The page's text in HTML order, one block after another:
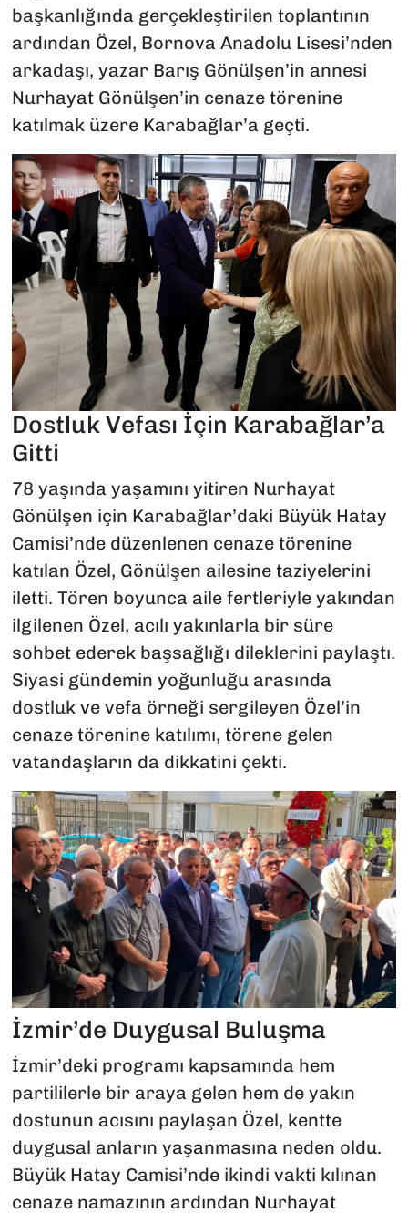
başkanlığında gerçekleştirilen toplantının
ardından Özel, Bornova Anadolu Lisesi’nden
arkadaşı, yazar Barış Gönülşen’in annesi
Nurhayat Gönülşen’in cenaze törenine
katılmak üzere Karabağlar’a geçti.
Dostluk Vefası İçin Karabağlar’a
Gitti
78 yaşında yaşamını yitiren Nurhayat
Gönülşen için Karabağlar’daki Büyük Hatay
Camisi’nde düzenlenen cenaze törenine
katılan Özel, Gönülşen ailesine taziyelerini
iletti. Tören boyunca aile fertleriyle yakından
ilgilenen Özel, acılı yakınlarla bir süre
sohbet ederek başsağlığı dileklerini paylaştı.
Siyasi gündemin yoğunluğu arasında
dostluk ve vefa örneği sergileyen Özel’in
cenaze törenine katılımı, törene gelen
vatandaşların da dikkatini çekti.
İzmir’de Duygusal Buluşma
İzmir’deki programı kapsamında hem
partililerle bir araya gelen hem de yakın
dostunun acısını paylaşan Özel, kentte
duygusal anların yaşanmasına neden oldu.
Büyük Hatay Camisi’nde ikindi vakti kılınan
cenaze namazının ardından Nurhayat